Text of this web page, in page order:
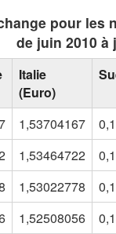
pour
de juin 2010 à
Italie
(Euro)
1,53704167
1,53464722
1,53022778
1,52508056